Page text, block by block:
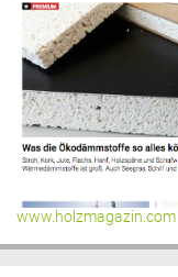
www.holzmagazin.com